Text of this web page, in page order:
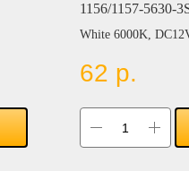
1156/1157-5630-
White 6000K,
BLUE
YELLOW
GREEN
PINK
62 р.